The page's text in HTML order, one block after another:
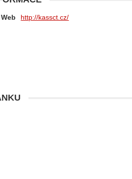
Web http://kassct.cz/